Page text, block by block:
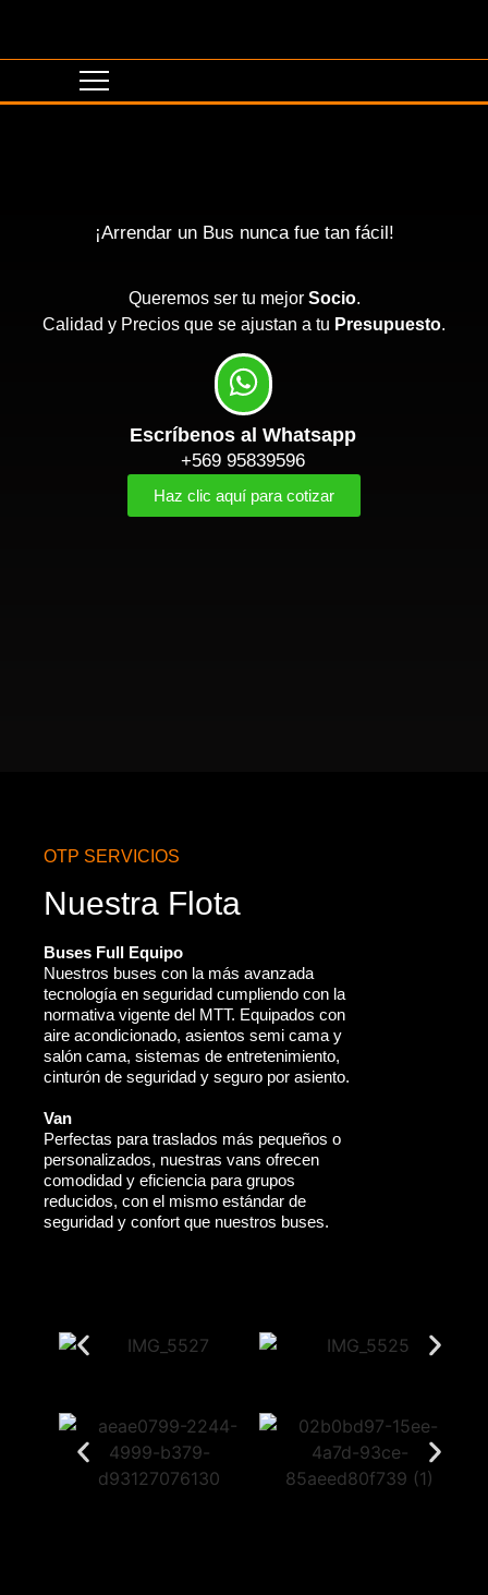
¡Arrendar un Bus nunca fue tan fácil!
Queremos ser tu mejor Socio.
Calidad y Precios que se ajustan a tu Presupuesto.
Escríbenos al Whatsapp
+569 95839596
Haz clic aquí para cotizar
OTP SERVICIOS
Nuestra Flota
Buses Full Equipo
Nuestros buses con la más avanzada
tecnología en seguridad cumpliendo con la
normativa vigente del MTT. Equipados con
aire acondicionado, asientos semi cama y
salón cama, sistemas de entretenimiento,
cinturón de seguridad y seguro por asiento.
Van
Perfectas para traslados más pequeños o
personalizados, nuestras vans ofrecen
comodidad y eficiencia para grupos
reducidos, con el mismo estándar de
seguridad y confort que nuestros buses.